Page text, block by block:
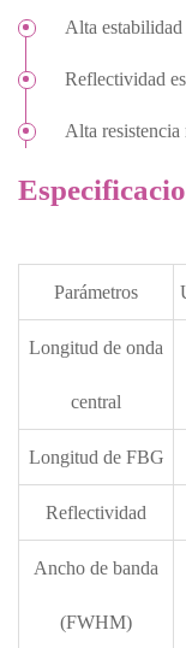
Alta
Reflectividad
Alta resistencia
Parámetros
Longitud de onda
central
Longitud de FBG
Reflectividad
Ancho de banda
(FWHM)